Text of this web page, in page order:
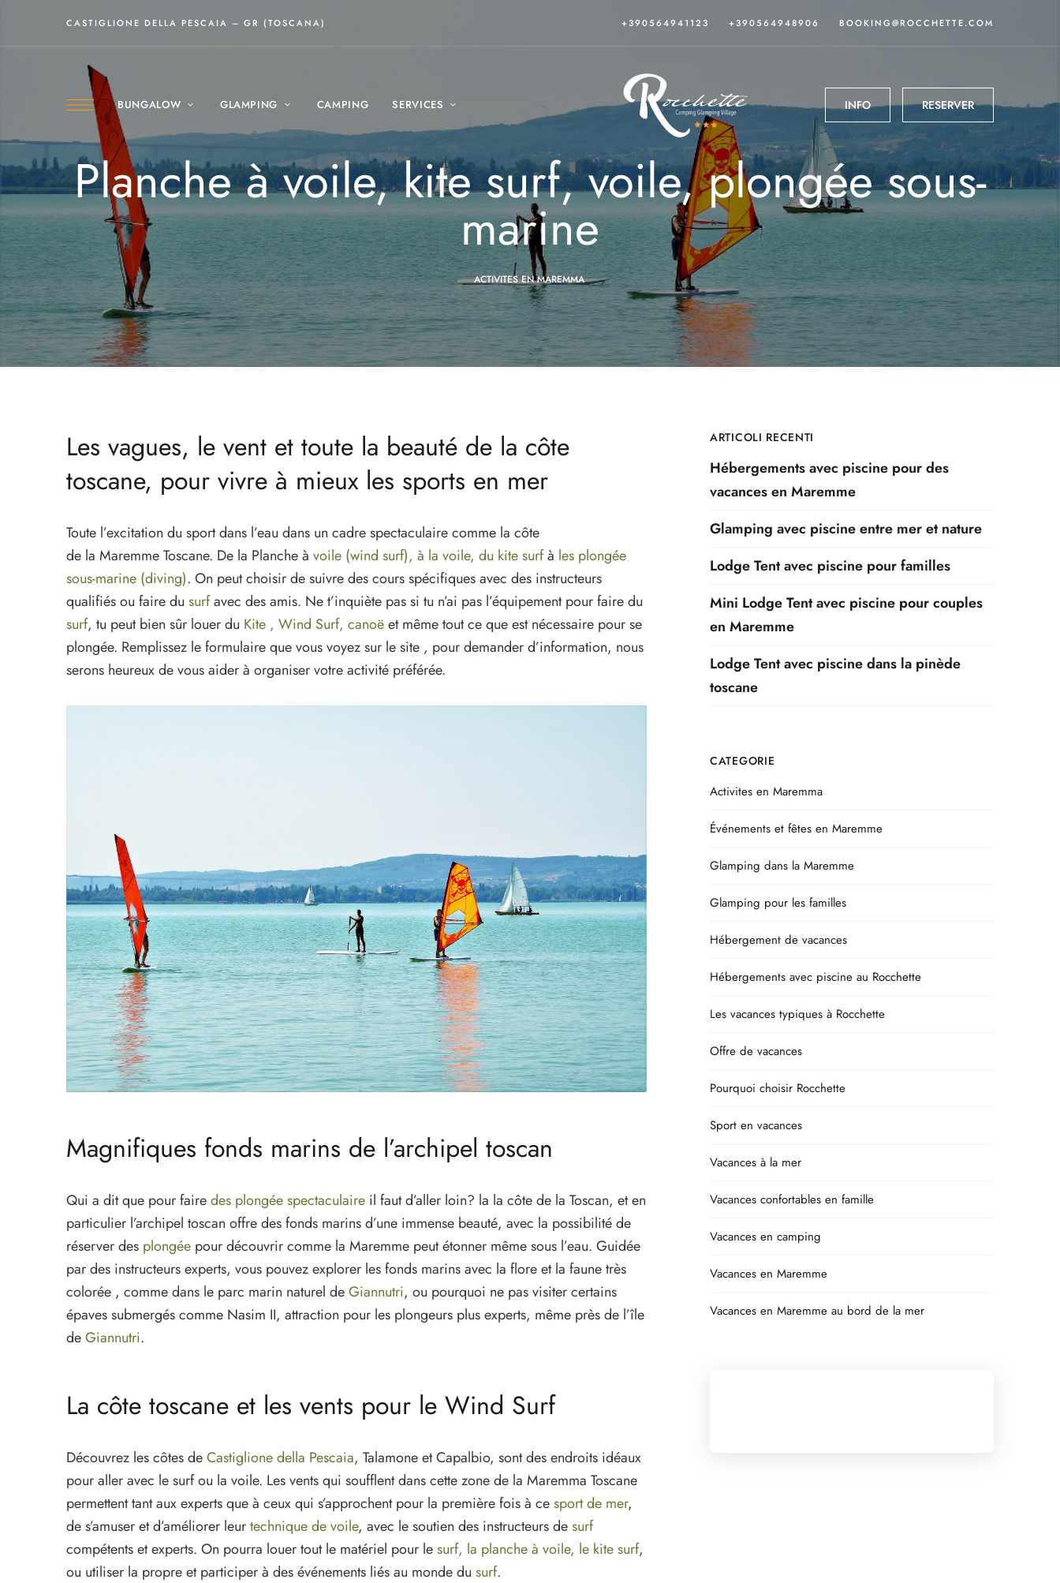
CASTIGLIONE DELLA PESCAIA – GR (TOSCANA) +390564941123 +390564948906 BOOKING@ROCCHETTE.COM
BUNGALOW GLAMPING CAMPING SERVICES INFO RESERVER
Planche à voile, kite surf, voile, plongée sous-
marine
ACTIVITES EN MAREMMA
Les vagues, le vent et toute la beauté de la côte
toscane, pour vivre à mieux les sports en mer
Toute l’excitation du sport dans l’eau dans un cadre spectaculaire comme la côte
de la Maremme Toscane. De la Planche à voile (wind surf), à la voile, du kite surfà les plongée
sous-marine (diving). On peut choisir de suivre des cours spécifiques avec des instructeurs
qualifiés ou faire du surfavec des amis. Ne t’inquiète pas si tu n’ai pas l’équipement pour faire du
surf, tu peut bien sûr louer du Kite , Wind Surf, canoëet même tout ce que est nécessaire pour se
plongée. Remplissez le formulaire que vous voyez sur le site , pour demander d’information, nous
serons heureux de vous aider à organiser votre activité préférée.
Magnifiques fonds marins de l’archipel toscan
Qui a dit que pour fairedes plongée spectaculaire il faut d’aller loin? la la côte de la Toscan, et en
particulier l’archipel toscan offre des fonds marins d’une immense beauté, avec la possibilité de
réserver des plongée pour découvrir comme la Maremme peut étonner même sous l’eau. Guidée
par des instructeurs experts, vous pouvez explorer les fonds marins avec la flore et la faune très
colorée , comme dans le parc marin naturel deGiannutri, ou pourquoi ne pas visiter certains
épaves submergés comme Nasim II, attraction pour les plongeurs plus experts, même près de l’île
deGiannutri.
La côte toscane et les vents pour le Wind Surf
Découvrez les côtes deCastiglione della Pescaia, Talamone et Capalbio, sont des endroits idéaux
pour aller avec le surf ou la voile. Les vents qui soufflent dans cette zone de la Maremma Toscane
permettent tant aux experts que à ceux qui s’approchent pour la première fois à cesport de mer,
de s’amuser et d’améliorer leurtechnique de voile, avec le soutien des instructeurs desurf
compétents et experts. On pourra louer tout le matériel pour lesurf, la planche à voile, le kite surf,
ou utiliser la propre et participer à des événements liés au monde du surf.
ARTICOLI RECENTI
Hébergements avec piscine pour des
vacances en Maremme
Glamping avec piscine entre mer et nature
Lodge Tent avec piscine pour familles
Mini Lodge Tent avec piscine pour couples
en Maremme
Lodge Tent avec piscine dans la pinède
toscane
CATEGORIE
Activites en Maremma
Événements et fêtes en Maremme
Glamping dans la Maremme
Glamping pour les familles
Hébergement de vacances
Hébergements avec piscine au Rocchette
Les vacances typiques à Rocchette
Offre de vacances
Pourquoi choisir Rocchette
Sport en vacances
Vacances à la mer
Vacances confortables en famille
Vacances en camping
Vacances en Maremme
Vacances en Maremme au bord de la mer